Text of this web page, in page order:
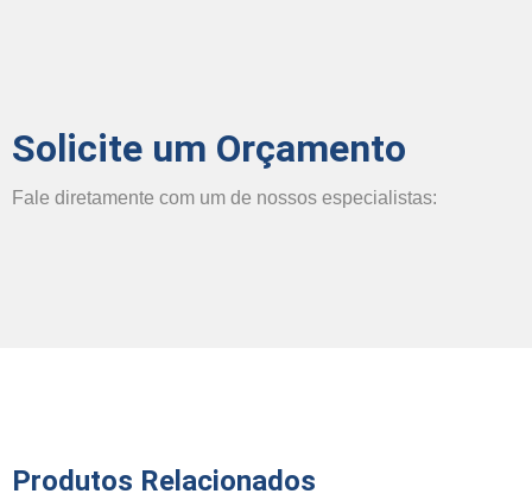
Solicite um Orçamento
Fale diretamente com um de nossos especialistas:
Produtos Relacionados